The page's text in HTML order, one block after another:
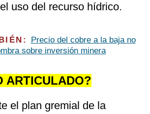
uso del recurso hídrico.
Precio del cobre a la baja no
sobre inversión minera
ARTICULADO?
el plan gremial de la